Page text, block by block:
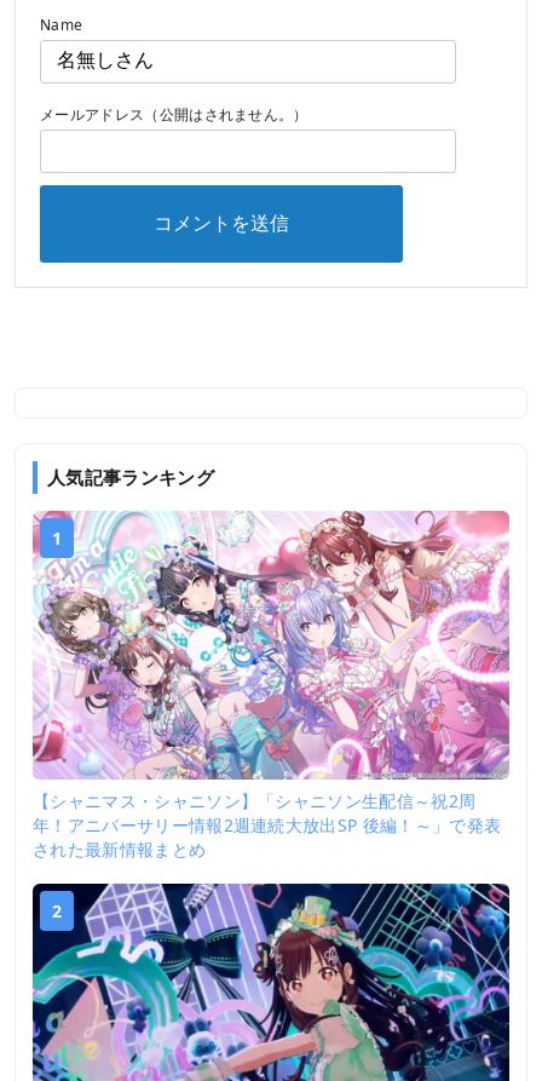
Name
メールアドレス（公開はされません。）
人気記事ランキング
1
【シャニマス・シャニソン】「シャニソン生配信～祝2周
年！アニバーサリー情報2週連続大放出SP 後編！～」で発表
された最新情報まとめ
2